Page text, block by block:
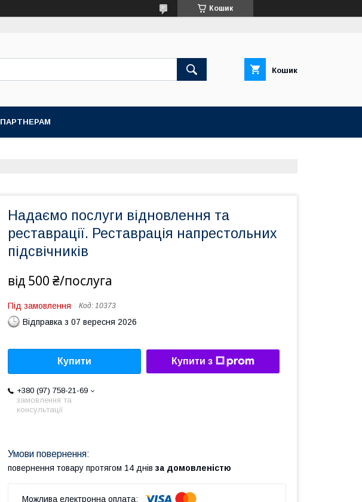
Кошик
Кошик
ПАРТНЕРАМ
Надаємо послуги відновлення та
реставрації. Реставрація напрестольних
підсвічників
від 500 ₴/послуга
Під замовлення Код: 10373
Відправка з 07 вересня 2026
Купити Купити з
+380 (97) 758-21-69
замовлення та
консультації
повернення товару протягом 14 днів за домовленістю